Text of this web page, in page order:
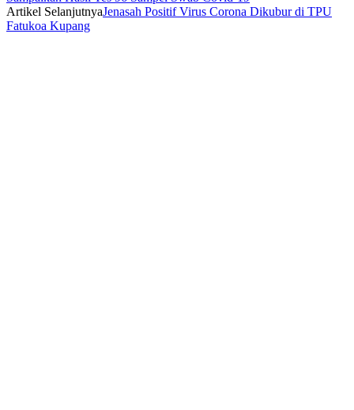
Artikel SelanjutnyaJenasah Positif Virus Corona Dikubur di TPU
Fatukoa Kupang